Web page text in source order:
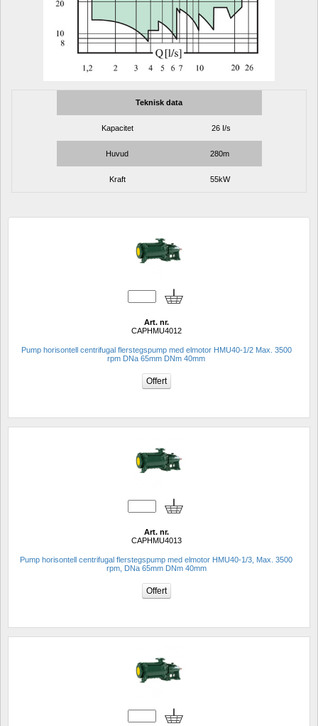
Teknisk data
Kapacitet 26 I/s
Huvud 280m
Kraft 55kW
Art. nr.
CAPHMU4012
Pump horisontell centrifugal flerstegspump med elmotor HMU40-1/2 Max. 3500
rpm DNa 65mm DNm 40mm
Art. nr.
CAPHMU4013
Pump horisontell centrifugal flerstegspump med elmotor HMU40-1/3, Max. 3500
rpm, DNa 65mm DNm 40mm